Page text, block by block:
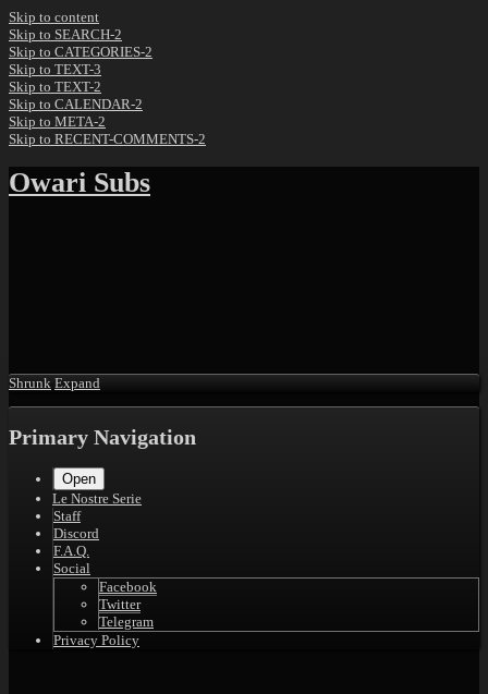
Skip to content
Skip to SEARCH-2
Skip to CATEGORIES-2
Skip to TEXT-3
Skip to TEXT-2
Skip to CALENDAR-2
Skip to META-2
Skip to RECENT-COMMENTS-2
Owari Subs
Shrunk Expand
Primary Navigation
Open
Le Nostre Serie
Staff
Discord
F.A.Q.
Social
Facebook
Twitter
Telegram
Privacy Policy